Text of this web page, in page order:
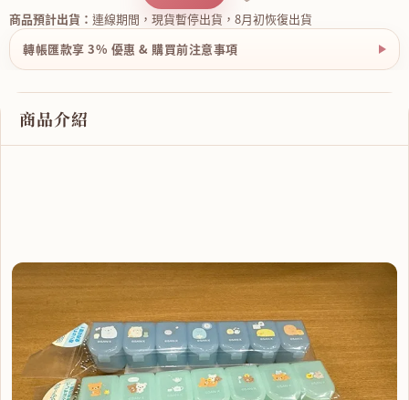
商品預計出貨： 連線期間，現貨暫停出貨，8月初恢復出貨
轉帳匯款享 3% 優惠 & 購買前注意事項
商品介紹